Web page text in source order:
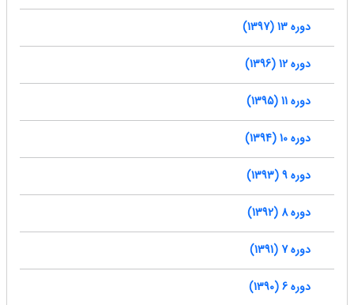
دوره 13 (1397)
دوره 12 (1396)
دوره 11 (1395)
دوره 10 (1394)
دوره 9 (1393)
دوره 8 (1392)
دوره 7 (1391)
دوره 6 (1390)